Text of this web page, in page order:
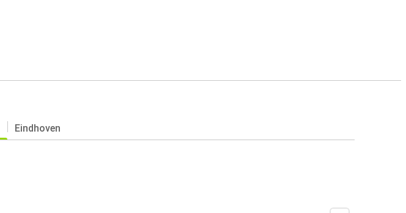
Eindhoven